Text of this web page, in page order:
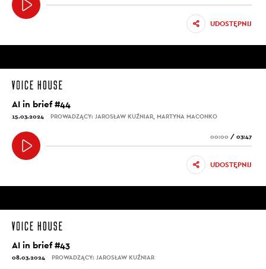
UDOSTĘPNIJ
AI in brief #44
15.03.2024 PROWADZĄCY: JAROSŁAW KUŹNIAR, MARTYNA MACONKO
00:00 / 03:47
UDOSTĘPNIJ
AI in brief #43
08.03.2024 PROWADZĄCY: JAROSŁAW KUŹNIAR